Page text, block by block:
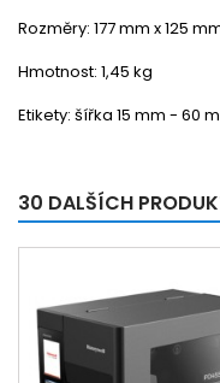
Rozměry: 177 mm x 125
Hmotnost: 1,45 kg
Etikety: šířka 15 mm - 60
30 DALŠÍCH